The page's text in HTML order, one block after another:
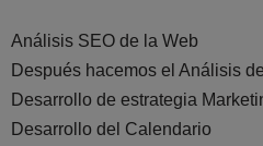
Análisis SEO de la Web
Después hacemos el Análisis
Desarrollo de estrategia
Desarrollo del Calendario